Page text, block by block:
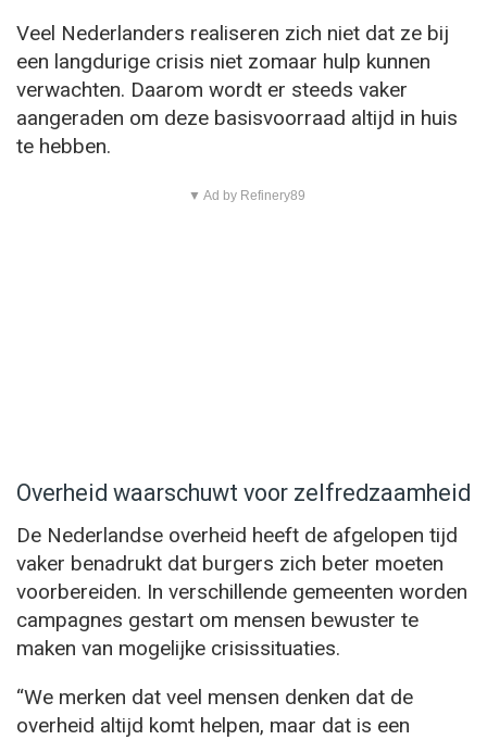
Veel Nederlanders realiseren zich niet dat ze bij
een langdurige crisis niet zomaar hulp kunnen
verwachten. Daarom wordt er steeds vaker
aangeraden om deze basisvoorraad altijd in huis
te hebben.
▼ Ad by Refinery89
Overheid waarschuwt voor zelfredzaamheid
De Nederlandse overheid heeft de afgelopen tijd
vaker benadrukt dat burgers zich beter moeten
voorbereiden. In verschillende gemeenten worden
campagnes gestart om mensen bewuster te
maken van mogelijke crisissituaties.
“We merken dat veel mensen denken dat de
overheid altijd komt helpen, maar dat is een